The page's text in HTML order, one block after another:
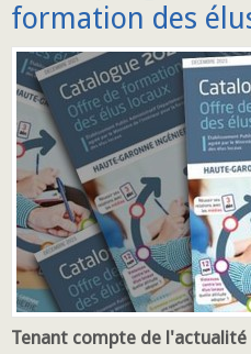
formation des
Tenant compte de